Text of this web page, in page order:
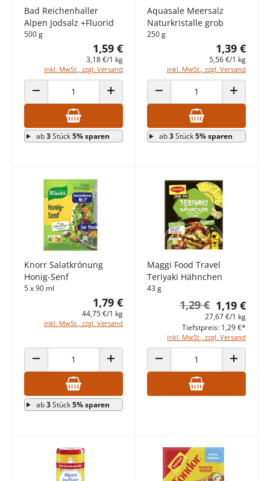
Bad Reichenhaller
Alpen Jodsalz +Fluorid
500 g
1,59 €
3,18 €/1 kg
inkl. MwSt., zzgl. Versand
ANZAHL VERRINGERN ANZAHL ERHÖHEN
ab3Stück5% sparen
Aquasale Meersalz
Naturkristalle grob
250 g
1,39 €
5,56 €/1 kg
inkl. MwSt., zzgl. Versand
ANZAHL VERRINGERN ANZAHL
ab3Stück5% sparen
Knorr Salatkrönung
Honig-Senf
5 x 90 ml
1,79 €
44,75 €/1 kg
inkl. MwSt., zzgl. Versand
ANZAHL VERRINGERN ANZAHL ERHÖHEN
ab3Stück5% sparen
Maggi Food Travel
Teriyaki Hähnchen
43 g
1,19 €
1,29 €
27,67 €/1 kg
inkl. MwSt., zzgl. Versand
Tiefstpreis: 1,29 €*
ANZAHL VERRINGERN ANZAHL